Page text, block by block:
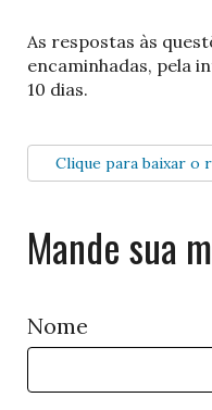
As respostas às
encaminhadas, pela
10 dias.
Clique para baixar o
Mande sua
Nome